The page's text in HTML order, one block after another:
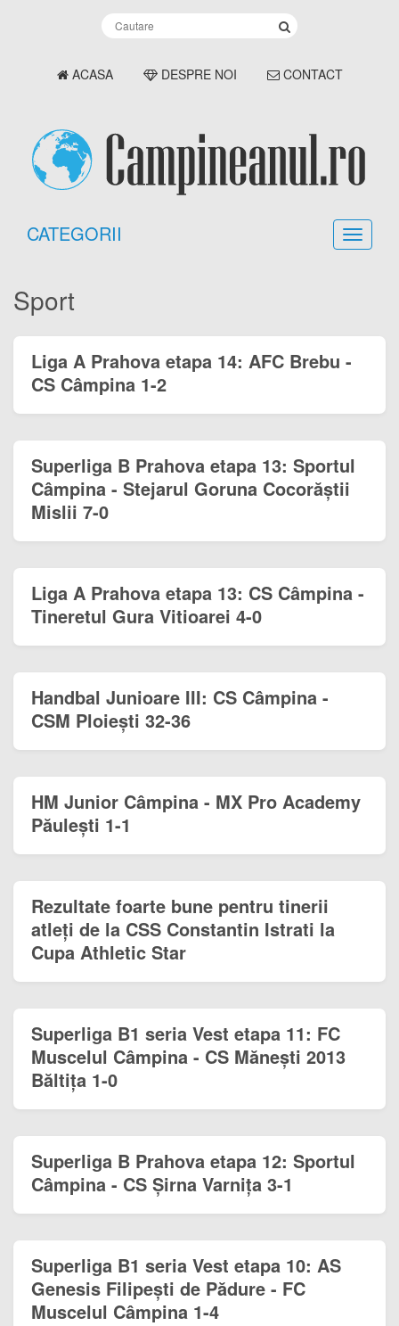
ACASA DESPRE NOI CONTACT
CATEGORII
Sport
Liga A Prahova etapa 14: AFC Brebu -
CS Câmpina 1-2
Superliga B Prahova etapa 13: Sportul
Câmpina - Stejarul Goruna Cocorăștii
Mislii 7-0
Liga A Prahova etapa 13: CS Câmpina -
Tineretul Gura Vitioarei 4-0
Handbal Junioare III: CS Câmpina -
CSM Ploiești 32-36
HM Junior Câmpina - MX Pro Academy
Păulești 1-1
Rezultate foarte bune pentru tinerii
atleți de la CSS Constantin Istrati la
Cupa Athletic Star
Superliga B1 seria Vest etapa 11: FC
Muscelul Câmpina - CS Mănești 2013
Băltița 1-0
Superliga B Prahova etapa 12: Sportul
Câmpina - CS Șirna Varnița 3-1
Superliga B1 seria Vest etapa 10: AS
Genesis Filipești de Pădure - FC
Muscelul Câmpina 1-4